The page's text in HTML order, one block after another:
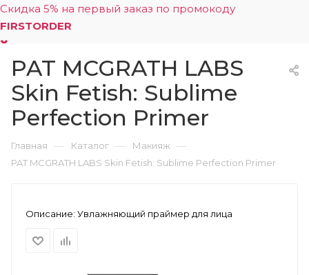
Скидка 5% на первый заказ по промокоду
FIRSTORDER
0
PAT MCGRATH LABS
Skin Fetish: Sublime
Perfection Primer
Главная — Каталог — Макияж —
PAT MCGRATH LABS Skin Fetish: Sublime Perfection Primer
Описание: Увлажняющий праймер для лица